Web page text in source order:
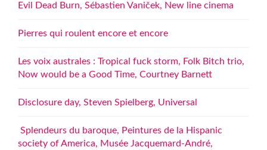
Evil Dead Burn, Sébastien Vaniček, New line cinema
Pierres qui roulent encore et encore
Les voix australes : Tropical fuck storm, Folk Bitch trio,
Now would be a Good Time, Courtney Barnett
Disclosure day, Steven Spielberg, Universal
Splendeurs du baroque, Peintures de la Hispanic
society of America, Musée Jacquemard-André,